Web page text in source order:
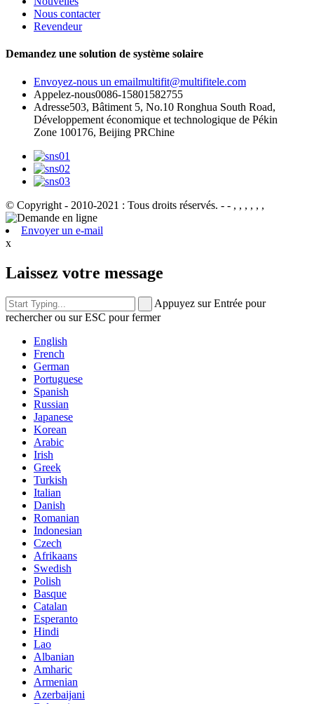
Nous contacter
Revendeur
Demandez une solution de système solaire
Envoyez-nous un emailmultifit@multifitele.com
Appelez-nous0086-15801582755
Adresse503, Bâtiment 5, No.10 Ronghua South Road,
Développement économique et technologique de Pékin
Zone 100176, Beijing PRChine
© Copyright - 2010-2021 : Tous droits réservés. - - , , , , , ,
Envoyer un e-mail
x
Laissez votre message
Appuyez sur Entrée pour
rechercher ou sur ESC pour fermer
English
French
German
Portuguese
Spanish
Russian
Japanese
Korean
Arabic
Irish
Greek
Turkish
Italian
Danish
Romanian
Indonesian
Czech
Afrikaans
Swedish
Polish
Basque
Catalan
Esperanto
Hindi
Lao
Albanian
Amharic
Armenian
Azerbaijani